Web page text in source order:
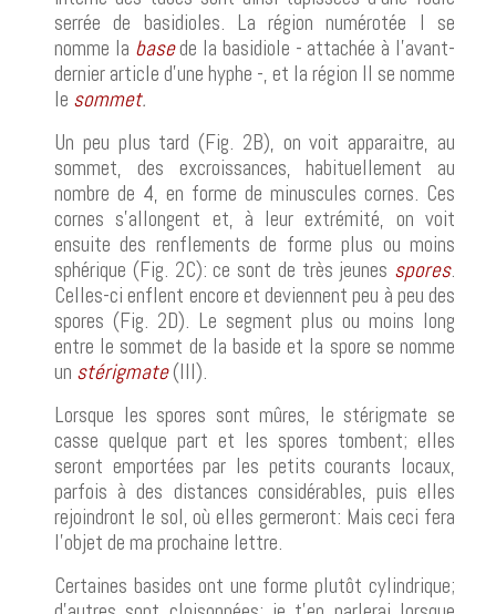
serrée de basidioles. La région numérotée I se
nomme la basede la basidiole - attachée à l'avant-
dernier article d'une hyphe -, et la région II se nomme
le sommet.
Un peu plus tard (Fig. 2B), on voit apparaitre, au
sommet, des excroissances, habituellement au
nombre de 4, en forme de minuscules cornes. Ces
cornes s'allongent et, à leur extrémité, on voit
ensuite des renflements de forme plus ou moins
sphérique (Fig. 2C): ce sont de très jeunes spores.
Celles-ci enflent encore et deviennent peu à peu des
spores (Fig. 2D). Le segment plus ou moins long
entre le sommet de la baside et la spore se nomme
un stérigmate(III).
Lorsque les spores sont mûres, le stérigmate se
casse quelque part et les spores tombent; elles
seront emportées par les petits courants locaux,
parfois à des distances considérables, puis elles
rejoindront le sol, où elles germeront: Mais ceci fera
l'objet de ma prochaine lettre.
Certaines basides ont une forme plutôt cylindrique;